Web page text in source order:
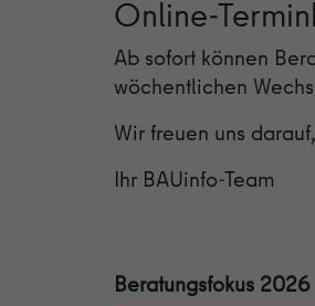
Online-
Ab sofort können
wöchentlichen
Wir freuen uns
Ihr BAUinfo-Team
Beratungsfokus 2026